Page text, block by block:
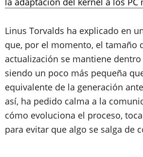
Linus Torvalds ha explicado en
que, por el momento, el tamaño
actualización se mantiene
siendo un poco más pequeña
equivalente de la generación
así, ha pedido calma a la
cómo evoluciona el proceso,
para evitar que algo se salga de